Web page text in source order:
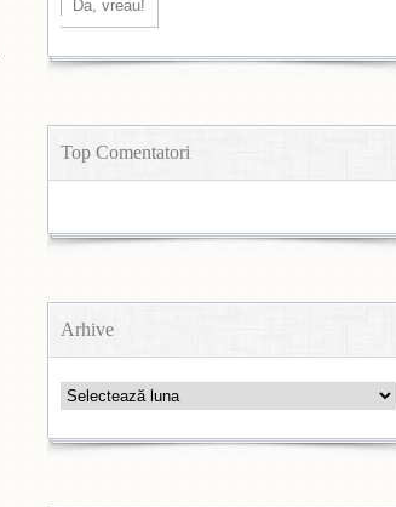
Top Comentatori
Arhive
Arhive